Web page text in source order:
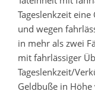
Tageslenkzeit
und wegen
in mehr als zwei
mit fahrlässiger
Tageslenkzeit/
Geldbuße in